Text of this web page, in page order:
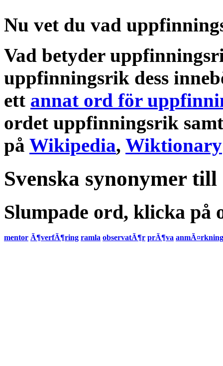
Nu vet du vad
Vad betyder
uppfinningsrik dess
ett annat ord för
ordet uppfinningsrik
på Wikipedia, Wiktionary
Svenska synonymer
Slumpade ord, klicka på
mentor Ã¶verfÃ¶ring ramla observatÃ¶r prÃ¶va